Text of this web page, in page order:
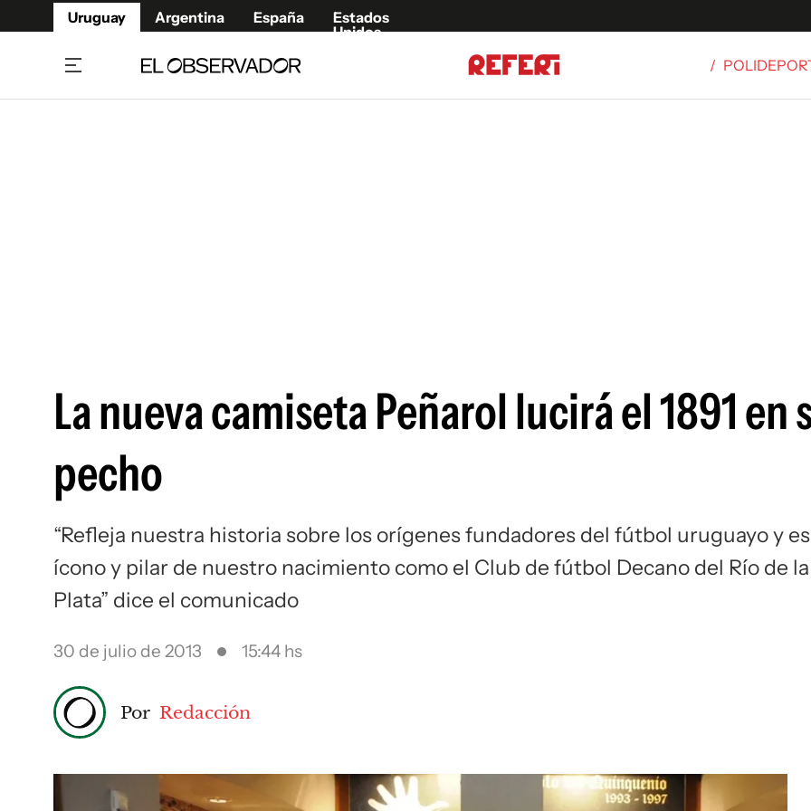
Uruguay Argentina España
Estados
Unidos
/
La nueva camiseta Peñarol lucirá el 1891 en
pecho
“Refleja nuestra historia sobre los orígenes fundadores del fútbol uruguayo y es
ícono y pilar de nuestro nacimiento como el Club de fútbol Decano del Río de la
Plata” dice el comunicado
30 de julio de 2013 15:44 hs
Por Redacción